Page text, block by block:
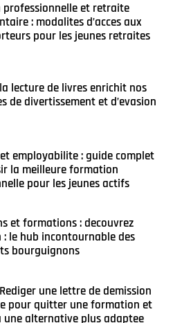
professionnelle et retraite
: modalites d’acces aux
pour les jeunes retraites
lecture de livres enrichit nos
de divertissement et d’evasion
employabilite : guide complet
la meilleure formation
pour les jeunes actifs
et formations : decouvrez
: le hub incontournable des
bourguignons
une lettre de demission
pour quitter une formation et
une alternative plus adaptee